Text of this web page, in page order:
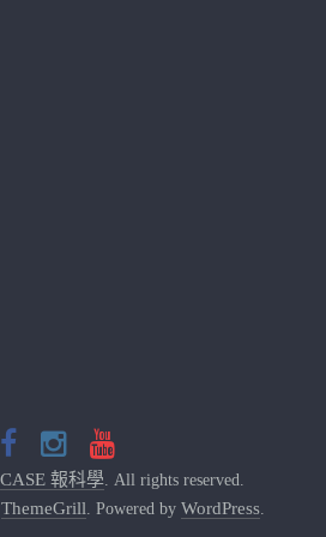
CASE 報科學. All rights reserved.
ThemeGrill . Powered by WordPress.